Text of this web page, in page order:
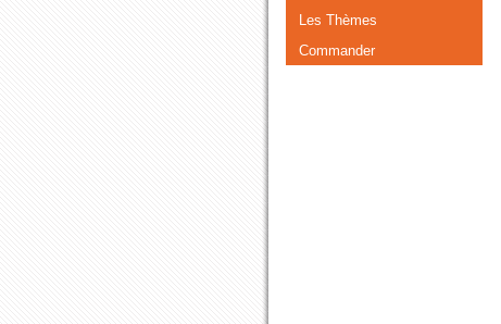
Les Thèmes
Commander